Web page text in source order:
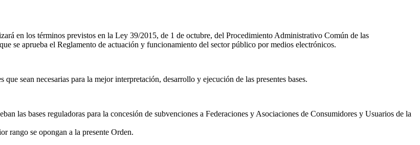
en los términos previstos en la Ley 39/2015, de 1 de octubre, del Procedimiento Administrativo Común de las
se aprueba el Reglamento de actuación y funcionamiento del sector público por medios electrónicos.
sean necesarias para la mejor interpretación, desarrollo y ejecución de las presentes bases.
las bases reguladoras para la concesión de subvenciones a Federaciones y Asociaciones de Consumidores y Usuarios de la
rango se opongan a la presente Orden.